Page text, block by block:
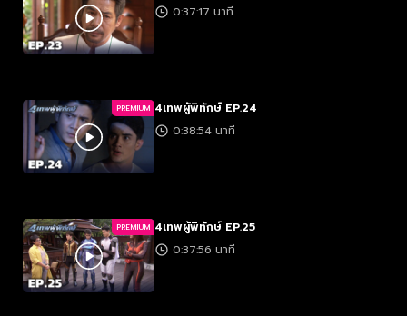
0:37:17 นาที
PREMIUM 4เทพผู้พิทักษ์ EP.24
0:38:54 นาที
PREMIUM 4เทพผู้พิทักษ์ EP.25
0:37:56 นาที